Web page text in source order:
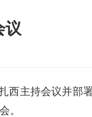
议
西主持会议并部
。